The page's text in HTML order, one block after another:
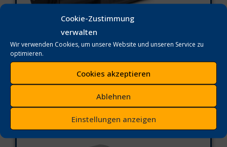
Cookie-Zustimmung
verwalten
Wir verwenden Cookies, um unsere Website und unseren Service zu
optimieren.
Cookies akzeptieren
Ablehnen
Einstellungen anzeigen
Rohrleitungsventile